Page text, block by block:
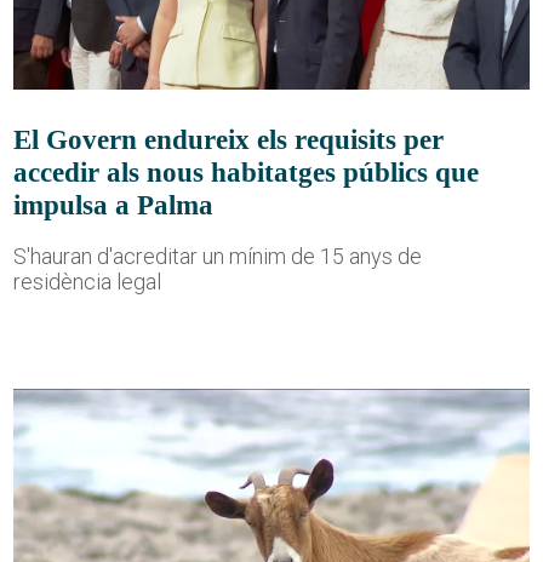
El Govern endureix els requisits per
accedir als nous habitatges públics que
impulsa a Palma
S'hauran d'acreditar un mínim de 15 anys de
residència legal